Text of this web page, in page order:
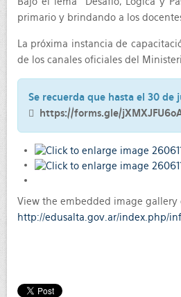
primario y brindando a los
La próxima instancia de
de los canales oficiales del
Se recuerda que hasta el 30
https://forms.gle/
View the embedded image gallery
http://edusalta.gov.ar/index.php/